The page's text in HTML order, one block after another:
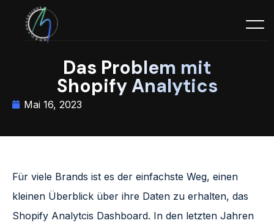
Das Problem mit
Shopify Analytics
Mai 16, 2023
Für viele Brands ist es der einfachste Weg, einen
kleinen Überblick über ihre Daten zu erhalten, das
Shopify Analytcis Dashboard. In den letzten Jahren